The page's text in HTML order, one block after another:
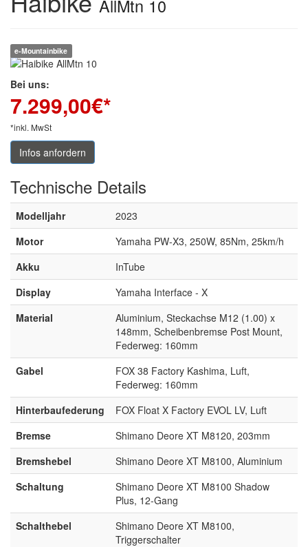
AllMtn 10
e-Mountainbike
Bei uns:
7.299,00€*
*inkl. MwSt
Infos anfordern
Technische Details
Modelljahr
2023
Motor
Yamaha PW-X3, 250W, 85Nm, 25km/h
Akku
InTube
Display
Yamaha Interface - X
Material
Aluminium, Steckachse M12 (1.00) x
148mm, Scheibenbremse Post Mount,
Federweg: 160mm
Gabel
FOX 38 Factory Kashima, Luft,
Federweg: 160mm
Hinterbaufederung
FOX Float X Factory EVOL LV, Luft
Bremse
Shimano Deore XT M8120, 203mm
Bremshebel
Shimano Deore XT M8100, Aluminium
Schaltung
Shimano Deore XT M8100 Shadow
Plus, 12-Gang
Schalthebel
Shimano Deore XT M8100,
Triggerschalter